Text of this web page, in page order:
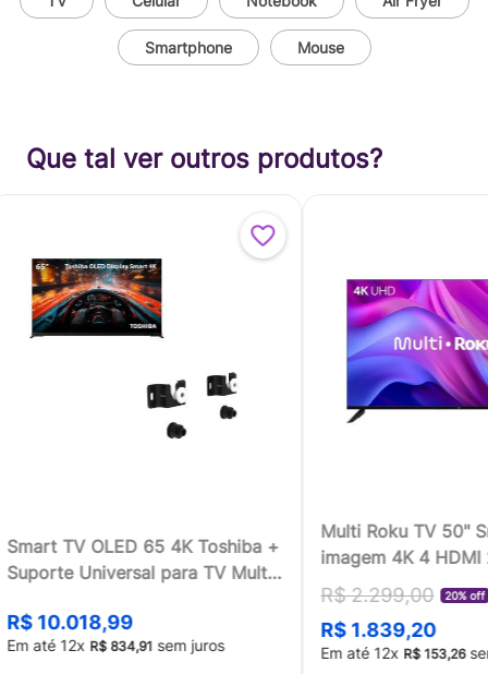
Smartphone Mouse
Que tal ver outros produtos?
Smart TV OLED 65 4K Toshiba +
Suporte Universal para TV Multi
R$ 10.018,99
Em até 12x R$ 834,91 sem juros
Multi Roku TV 50"
imagem 4K 4 HDMI
compatível com
Home -
[Reembalado]
R$ 2.299,00 20% off
R$ 1.839,20
Em até 12x R$ 153,26